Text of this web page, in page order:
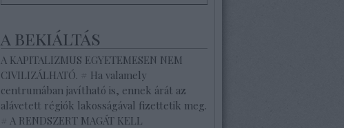
a bekiáltás
A KAPITALIZMUS EGYETEMESEN NEM
CIVILIZÁLHATÓ. # Ha valamely
centrumában javítható is, ennek árát az
alávetett régiók lakosságával fizettetik meg.
# A RENDSZERT MAGÁT KELL